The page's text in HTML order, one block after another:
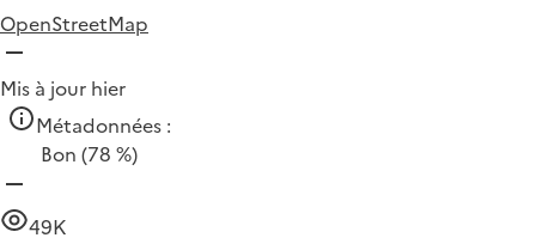
OpenStreetMap
Mis à jour hier
Métadonnées :
Bon (78 %)
49K